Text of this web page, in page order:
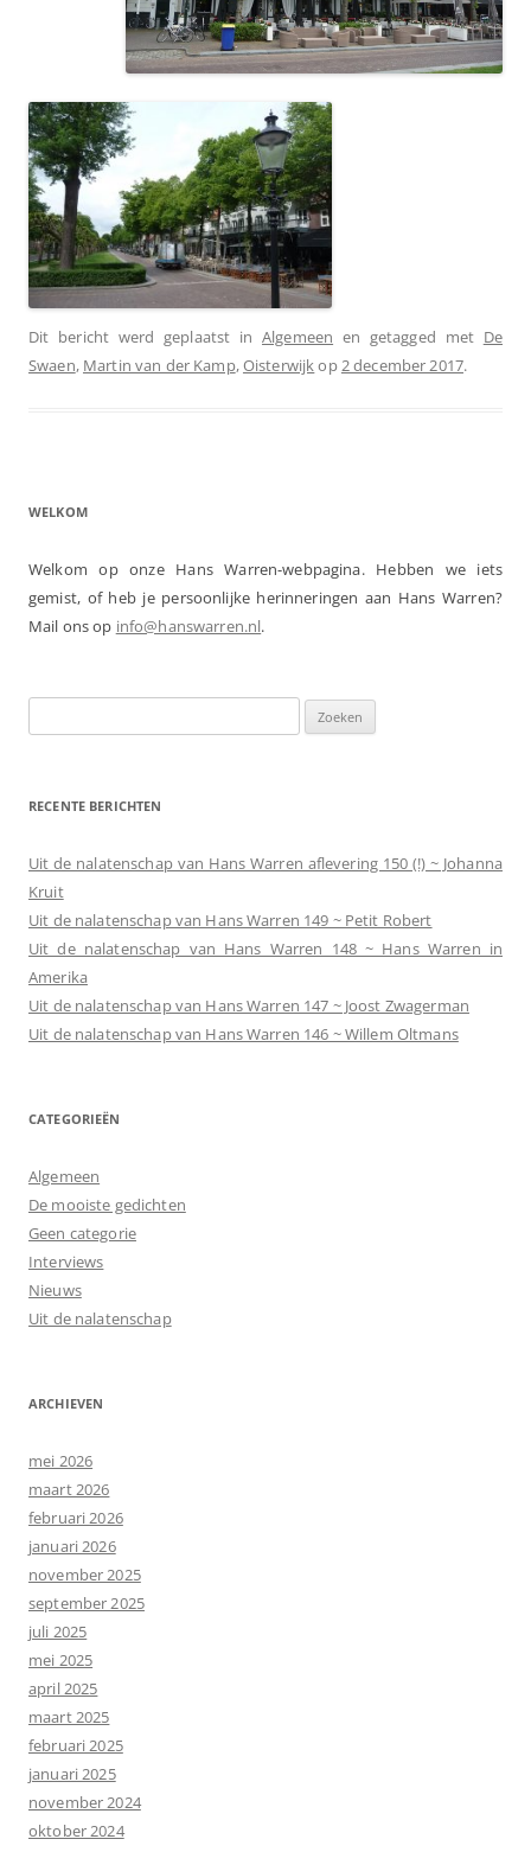
Dit bericht werd geplaatst in Algemeen en getagged met De
Swaen, Martin van der Kamp,Oisterwijkop2 december 2017.
WELKOM
Welkom op onze Hans Warren-webpagina. Hebben we iets
gemist, of heb je persoonlijke herinneringen aan Hans Warren?
Mail ons op info@hanswarren.nl.
naar:
RECENTE BERICHTEN
Uit de nalatenschap van Hans Warren aflevering 150 (!) ~ Johanna
Kruit
Uit de nalatenschap van Hans Warren 149 ~ Petit Robert
Uit de nalatenschap van Hans Warren 148 ~ Hans Warren in
Amerika
Uit de nalatenschap van Hans Warren 147 ~ Joost Zwagerman
Uit de nalatenschap van Hans Warren 146 ~ Willem Oltmans
CATEGORIEËN
Algemeen
De mooiste gedichten
Geen categorie
Interviews
Nieuws
Uit de nalatenschap
ARCHIEVEN
mei 2026
maart 2026
februari 2026
januari 2026
november 2025
september 2025
juli 2025
mei 2025
april 2025
maart 2025
februari 2025
januari 2025
november 2024
oktober 2024